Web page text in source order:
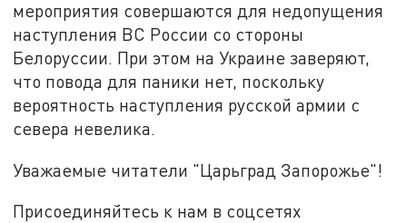
мероприятия совершаются для недопущения
наступления ВС России со стороны
Белоруссии. При этом на Украине заверяют,
что повода для паники нет, поскольку
вероятность наступления русской армии с
севера невелика.
Уважаемые читатели "Царьград Запорожье"!
Присоединяйтесь к нам в соцсетях